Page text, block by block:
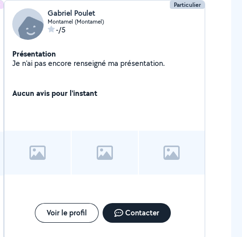
Particulier
Gabriel Poulet
Montamel (Montamel)
-/5
Présentation
Je n'ai pas encore renseigné ma présentation.
Aucun avis pour l'instant
Voir le profil Contacter